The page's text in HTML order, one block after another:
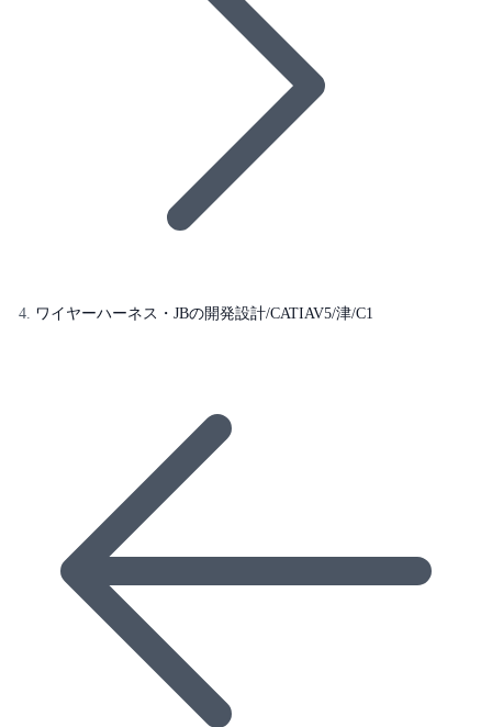
ワイヤーハーネス・JBの開発設計/CATIAV5/津/C1